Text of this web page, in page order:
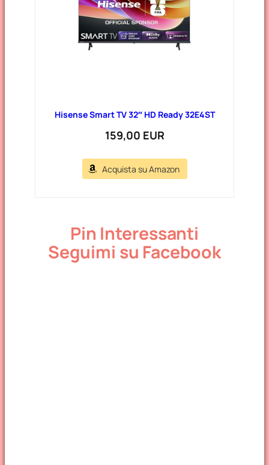
Hisense Smart TV 32″ HD Ready 32E4ST
159,00 EUR
Acquista su Amazon
Pin Interessanti
Seguimi su Facebook